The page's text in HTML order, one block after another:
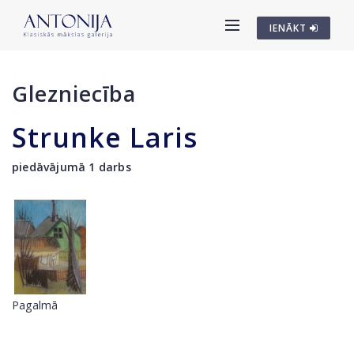
IENĀKT
Glezniecība
Strunke Laris
piedāvājumā 1 darbs
Pagalmā